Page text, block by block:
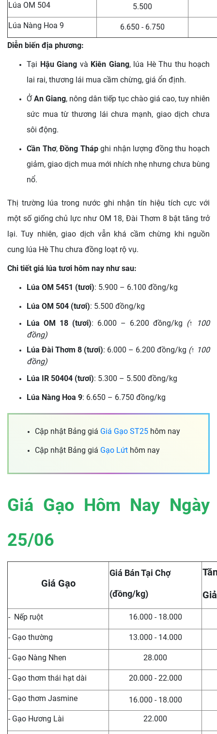
Lúa OM 504 5.500
Lúa Nàng Hoa 9
6.650 - 6.750
Diễn biến địa phương:
Tại Hậu Giang và Kiên Giang, lúa Hè Thu thu hoạch
lai rai, thương lái mua cầm chừng, giá ổn định.
ỞAn Giang, nông dân tiếp tục chào giá cao, tuy nhiên
sức mua từ thương lái chưa mạnh, giao dịch chưa
sôi động.
Cần Thơ,Đồng Thápghi nhận lượng đồng thu hoạch
giảm, giao dịch mua mới nhích nhẹ nhưng chưa bùng
nổ.
Thị trường lúa trong nước ghi nhận tín hiệu tích cực với
một số giống chủ lực như OM 18, Đài Thơm 8 bật tăng trở
lại. Tuy nhiên, giao dịch vẫn khá cầm chừng khi nguồn
cung lúa Hè Thu chưa đồng loạt rộ vụ.
Chi tiết giá lúa tươi hôm nay như sau:
Lúa OM 5451 (tươi): 5.900 – 6.100 đồng/kg
Lúa OM 504 (tươi): 5.500 đồng/kg
Lúa OM 18 (tươi): 6.000 – 6.200 đồng/kg (↑ 100
đồng)
Lúa Đài Thơm 8 (tươi): 6.000 – 6.200 đồng/kg (↑ 100
đồng)
Lúa IR 50404 (tươi): 5.300 – 5.500 đồng/kg
Lúa Nàng Hoa 9: 6.650 – 6.750 đồng/kg
Cập nhật Bảng giá Giá Gạo ST25 hôm nay
Cập nhật Bảng giá Gạo Lứt hôm nay
Giá Gạo Hôm Nay Ngày
25/06
Giá Gạo
Giá Bán Tại Chợ
(đồng/kg)
- Nếp ruột 16.000 - 18.000
- Gạo thường 13.000 - 14.000
- Gạo Nàng Nhen 28.000
- Gạo thơm thái hạt dài 20.000 - 22.000
- Gạo thơm Jasmine 16.000 - 18.000
- Gạo Hương Lài 22.000